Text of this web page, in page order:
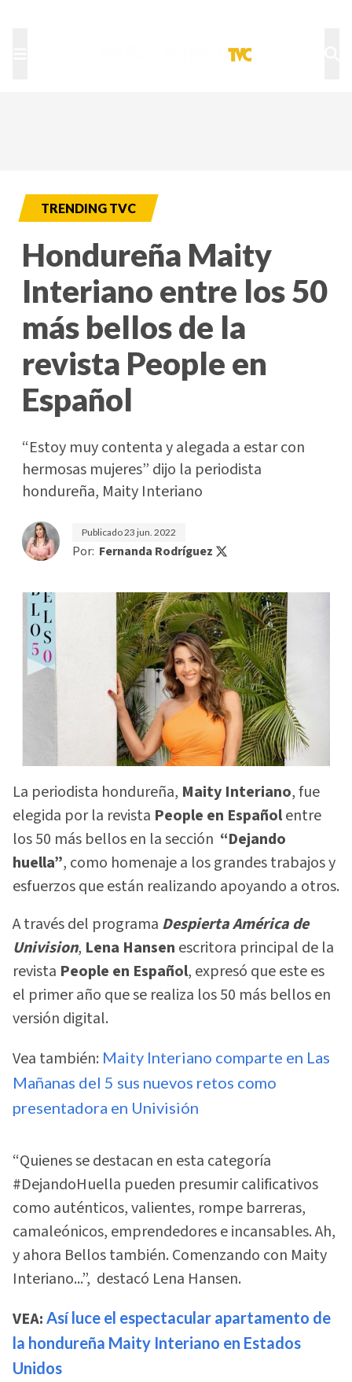
TRENDING TVC
Hondureña Maity
Interiano entre los 50
más bellos de la
revista People en
Español
“Estoy muy contenta y alegada a estar con
hermosas mujeres” dijo la periodista
hondureña, Maity Interiano
Publicado23 jun. 2022
Por: Fernanda Rodríguez
La periodista hondureña, Maity Interiano, fue
elegida por la revista People en Españolentre
los 50 más bellos en la sección “Dejando
huella”, como homenaje a los grandes trabajos y
esfuerzos que están realizando apoyando a otros.
A través del programa Despierta América de
Univision, Lena Hansen escritora principal de la
revista People en Español, expresó que este es
el primer año que se realiza los 50 más bellos en
versión digital.
Vea también: Maity Interiano comparte en Las
Mañanas del 5 sus nuevos retos como
presentadora en Univisión
“Quienes se destacan en esta categoría
#DejandoHuella pueden presumir calificativos
como auténticos, valientes, rompe barreras,
camaleónicos, emprendedores e incansables. Ah,
y ahora Bellos también. Comenzando con Maity
Interiano...”, destacó Lena Hansen.
VEA: Así luce el espectacular apartamento de
la hondureña Maity Interiano en Estados
Unidos